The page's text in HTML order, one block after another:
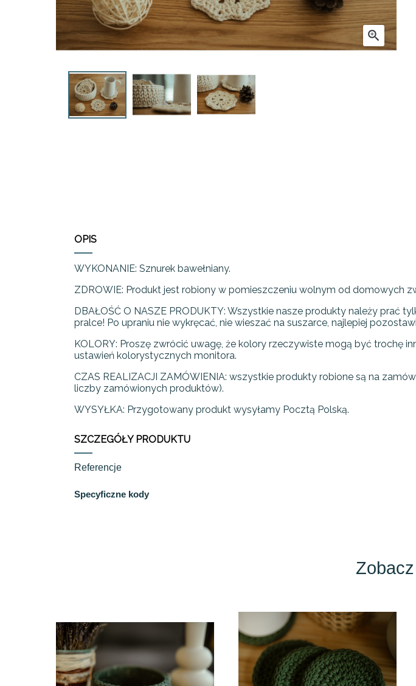

OPIS
WYKONANIE: Sznurek bawełniany.
ZDROWIE: Produkt jest robiony w pomieszczeniu wolnym od domowych
DBAŁOŚĆ O NASZE PRODUKTY: Wszystkie nasze produkty należy prać
pralce! Po upraniu nie wykręcać, nie wieszać na suszarce, najlepiej
KOLORY: Proszę zwrócić uwagę, że kolory rzeczywiste mogą być trochę
ustawień kolorystycznych monitora.
CZAS REALIZACJI ZAMÓWIENIA: wszystkie produkty robione są na
liczby zamówionych produktów).
WYSYŁKA: Przygotowany produkt wysyłamy Pocztą Polską.
SZCZEGÓŁY PRODUKTU
Referencje
Specyficzne kody